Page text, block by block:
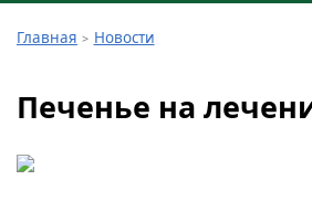
Главная Новости
Печенье на